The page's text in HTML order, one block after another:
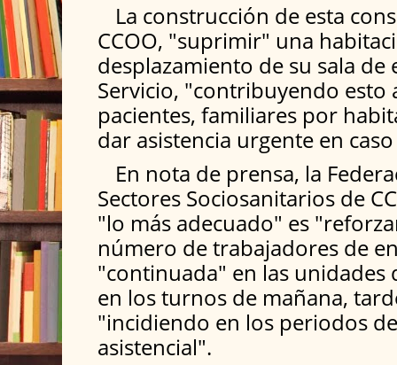
La construcción de esta
CCOO, "suprimir" una
desplazamiento de su sala de
Servicio, "contribuyendo esto
pacientes, familiares por
dar asistencia urgente en
En nota de prensa, la
Sectores Sociosanitarios de
"lo más adecuado" es
número de trabajadores de
"continuada" en las unidades
en los turnos de mañana,
"incidiendo en los periodos
asistencial".